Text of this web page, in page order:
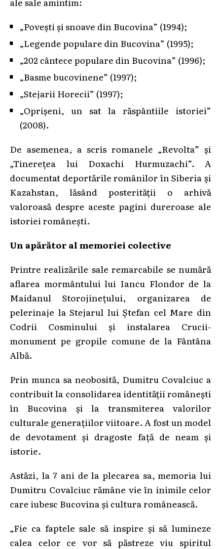
„Povești și snoave din Bucovina” (1994);
„Legende populare din Bucovina” (1995);
„202 cântece populare din Bucovina” (1996);
„Basme bucovinene” (1997);
„Stejarii Horecii” (1997);
„Oprișeni, un sat la răspântiile istoriei”
(2008).
De asemenea, a scris romanele „Revolta” și
„Tinerețea lui Doxachi Hurmuzachi”. A
documentat deportările românilor în Siberia și
Kazahstan, lăsând posterității o arhivă
valoroasă despre aceste pagini dureroase ale
istoriei românești.
Un apărător al memoriei colective
Printre realizările sale remarcabile se numără
aflarea mormântului lui Iancu Flondor de la
Maidanul Storojinețului, organizarea de
pelerinaje la Stejarul lui Ștefan cel Mare din
Codrii Cosminului și instalarea Crucii-
monument pe gropile comune de la Fântâna
Albă.
Prin munca sa neobosită, Dumitru Covalciuc a
contribuit la consolidarea identității românești
în Bucovina și la transmiterea valorilor
culturale generațiilor viitoare. A fost un model
de devotament și dragoste față de neam și
istorie.
Astăzi, la 7 ani de la plecarea sa, memoria lui
Dumitru Covalciuc rămâne vie în inimile celor
care iubesc Bucovina și cultura românească.
„Fie ca faptele sale să inspire și să lumineze
calea celor ce vor să păstreze viu spiritul